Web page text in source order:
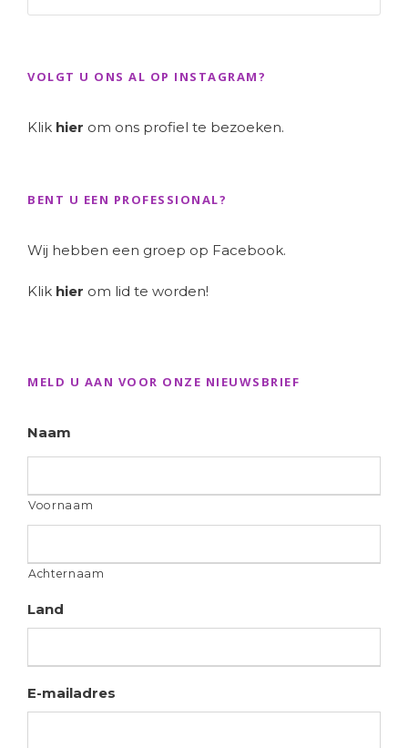
VOLGT U ONS AL OP INSTAGRAM?
Klik hier om ons profiel te bezoeken.
BENT U EEN PROFESSIONAL?
Wij hebben een groep op Facebook.
Klik hier om lid te worden!
MELD U AAN VOOR ONZE NIEUWSBRIEF
Naam
Voornaam
Achternaam
Land
E-mailadres